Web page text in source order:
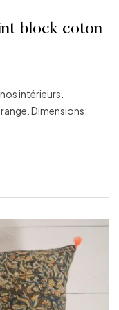
block coton
intérieurs.
Dimensions: